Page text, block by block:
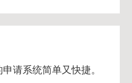
请系统简单又快捷。